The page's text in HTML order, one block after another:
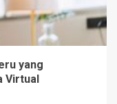
yang
Virtual